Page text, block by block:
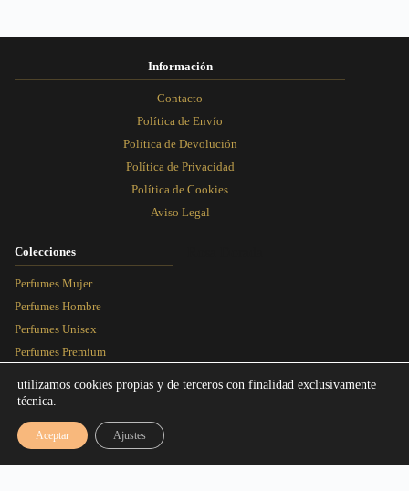
Información
Contacto
Política de Envío
Política de Devolución
Política de Privacidad
Política de Cookies
Aviso Legal
Colecciones
Perfumes Mujer
Perfumes Hombre
Perfumes Unisex
Perfumes Premium
Artículos
Equivalencias
utilizamos cookies propias y de terceros con finalidad exclusivamente
técnica.
Aceptar Ajustes